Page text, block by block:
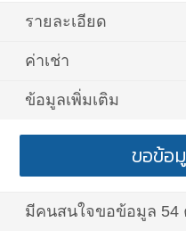
รายละเอียด
ค่าเช่า
ข้อมูลเพิ่มเติม
ขอข้อ
มีคนสนใจขอข้อมูล 54